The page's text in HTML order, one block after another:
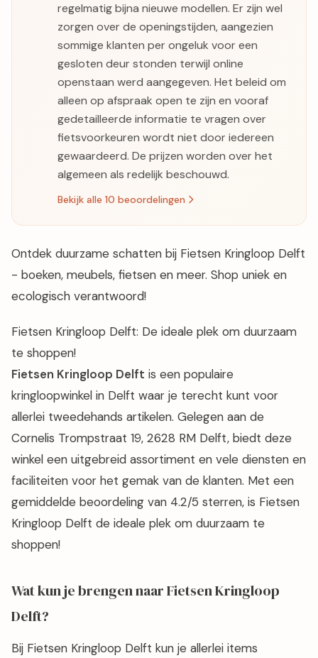
regelmatig bijna nieuwe modellen. Er zijn wel
zorgen over de openingstijden, aangezien
sommige klanten per ongeluk voor een
gesloten deur stonden terwijl online
openstaan werd aangegeven. Het beleid om
alleen op afspraak open te zijn en vooraf
gedetailleerde informatie te vragen over
fietsvoorkeuren wordt niet door iedereen
gewaardeerd. De prijzen worden over het
algemeen als redelijk beschouwd.
Bekijk alle 10 beoordelingen
Ontdek duurzame schatten bij Fietsen Kringloop Delft
- boeken, meubels, fietsen en meer. Shop uniek en
ecologisch verantwoord!
Fietsen Kringloop Delft: De ideale plek om duurzaam
te shoppen!
Fietsen Kringloop Delft is een populaire
kringloopwinkel in Delft waar je terecht kunt voor
allerlei tweedehands artikelen. Gelegen aan de
Cornelis Trompstraat 19, 2628 RM Delft, biedt deze
winkel een uitgebreid assortiment en vele diensten en
faciliteiten voor het gemak van de klanten. Met een
gemiddelde beoordeling van 4.2/5 sterren, is Fietsen
Kringloop Delft de ideale plek om duurzaam te
shoppen!
Wat kun je brengen naar Fietsen Kringloop
Delft?
Bij Fietsen Kringloop Delft kun je allerlei items